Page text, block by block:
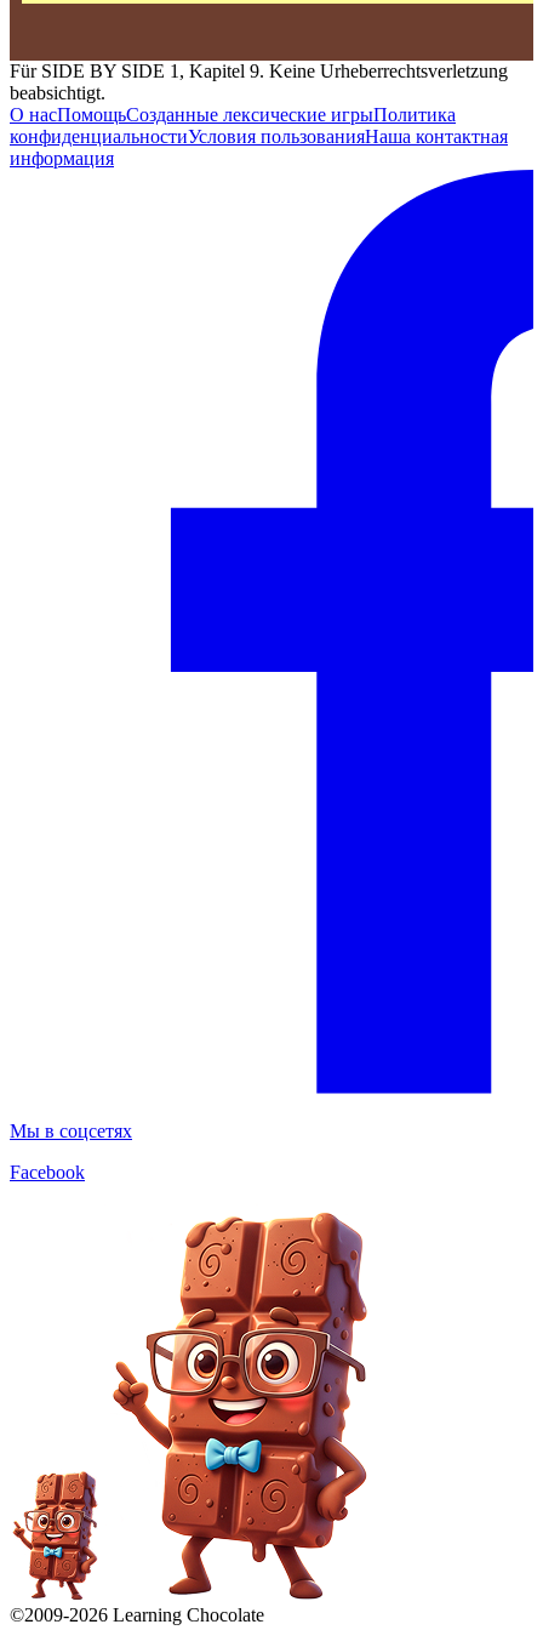
Für SIDE BY SIDE 1, Kapitel 9. Keine Urheberrechtsverletzung
beabsichtigt.
О насПомощьСозданные лексические игрыПолитика
конфиденциальностиУсловия пользованияНаша контактная
информация
Мы в соцсетях
Facebook
©2009-2026 Learning Chocolate